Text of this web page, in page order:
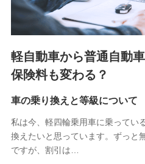
SBIリスタ少額短期保険会社
(https://www.jishin.co.jp/)
スマートプラス少額短期保
チューリッヒ少額短期保険
(https://www.zurichssi.co.jp/)
(https://www.tokiomarine-
(https://pshoken.co.jp/)
リトルファミリー少額短期
(https://www.littlefamily-
軽自動車から普通自動
保険料も変わる？
車の乗り換えと等級について
私は今、軽四輪乗用車に乗ってい
換えたいと思っています。ずっと
ですが、割引は…